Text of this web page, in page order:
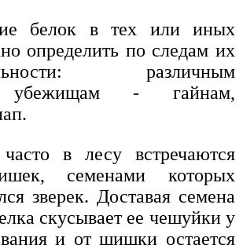
белок в тех или иных
определить по следам их
различным
убежищам - гайнам,
в лесу встречаются
семенами которых
зверек. Доставая семена
скусывает ее чешуйки у
и от шишки остается